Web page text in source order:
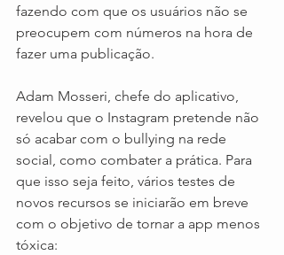
fazendo com que os usuários não se
preocupem com números na hora de
fazer uma publicação.
Adam Mosseri, chefe do aplicativo,
revelou que o Instagram pretende não
só acabar com o bullying na rede
social, como combater a prática. Para
que isso seja feito, vários testes de
novos recursos se iniciarão em breve
com o objetivo de tornar a app menos
tóxica: